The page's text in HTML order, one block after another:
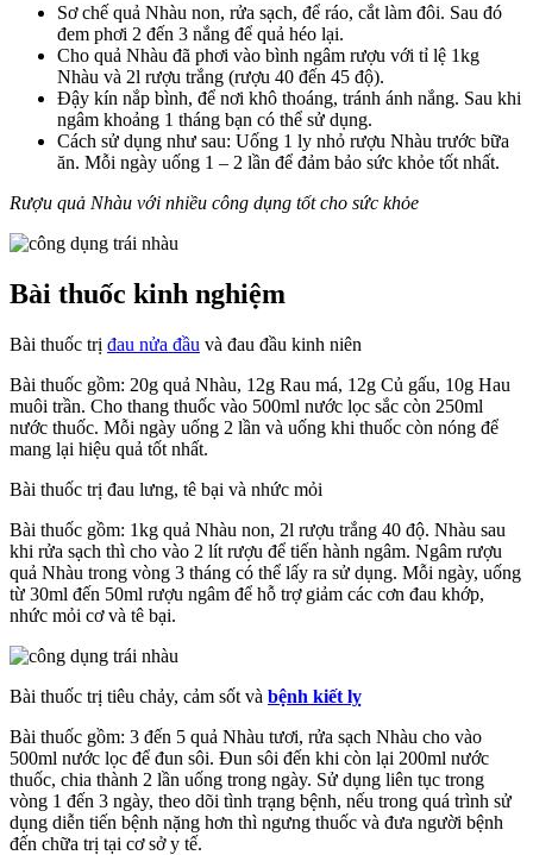
Sơ chế quả Nhàu non, rửa sạch, để ráo, cắt làm đôi. Sau đó
đem phơi 2 đến 3 nắng để quả héo lại.
Cho quả Nhàu đã phơi vào bình ngâm rượu với tỉ lệ 1kg
Nhàu và 2l rượu trắng (rượu 40 đến 45 độ).
Đậy kín nắp bình, để nơi khô thoáng, tránh ánh nắng. Sau khi
ngâm khoảng 1 tháng bạn có thể sử dụng.
Cách sử dụng như sau: Uống 1 ly nhỏ rượu Nhàu trước bữa
ăn. Mỗi ngày uống 1 – 2 lần để đảm bảo sức khỏe tốt nhất.
Rượu quả Nhàu với nhiều công dụng tốt cho sức khỏe
Bài thuốc kinh nghiệm
Bài thuốc trị đau nửa đầu và đau đầu kinh niên
Bài thuốc gồm: 20g quả Nhàu, 12g Rau má, 12g Củ gấu, 10g Hau
muôi trần. Cho thang thuốc vào 500ml nước lọc sắc còn 250ml
nước thuốc. Mỗi ngày uống 2 lần và uống khi thuốc còn nóng để
mang lại hiệu quả tốt nhất.
Bài thuốc trị đau lưng, tê bại và nhức mỏi
Bài thuốc gồm: 1kg quả Nhàu non, 2l rượu trắng 40 độ. Nhàu sau
khi rửa sạch thì cho vào 2 lít rượu để tiến hành ngâm. Ngâm rượu
quả Nhàu trong vòng 3 tháng có thể lấy ra sử dụng. Mỗi ngày, uống
từ 30ml đến 50ml rượu ngâm để hỗ trợ giảm các cơn đau khớp,
nhức mỏi cơ và tê bại.
Bài thuốc trị tiêu chảy, cảm sốt và bệnh kiết lỵ
Bài thuốc gồm: 3 đến 5 quả Nhàu tươi, rửa sạch Nhàu cho vào
500ml nước lọc để đun sôi. Đun sôi đến khi còn lại 200ml nước
thuốc, chia thành 2 lần uống trong ngày. Sử dụng liên tục trong
vòng 1 đến 3 ngày, theo dõi tình trạng bệnh, nếu trong quá trình sử
dụng diễn tiến bệnh nặng hơn thì ngưng thuốc và đưa người bệnh
đến chữa trị tại cơ sở y tế.